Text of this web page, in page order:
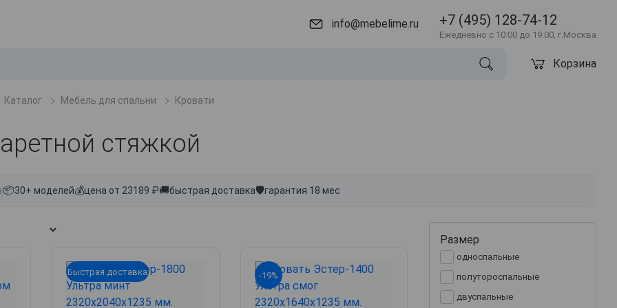
info@mebelime.ru +7 (495) 128-74-12
Ежедневно с 10:00 до 19:00, г.Москва
Корзина
Каталог Мебель для спальни Кровати
стяжкой
📦30+ моделей💰цена от 23189 ₽🚚быстрая доставка🛡гарантия 18 мес
Быстрая доставка -19%
Размер
односпальные
полутороспальные
двуспальные